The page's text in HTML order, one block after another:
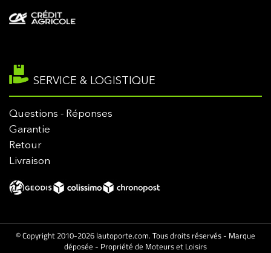
SERVICE & LOGISTIQUE
Questions - Réponses
Garantie
Retour
Livraison
© Copyright 2010-2026 lautoporte.com. Tous droits réservés - Marque
déposée - Propriété de Moteurs et Loisirs